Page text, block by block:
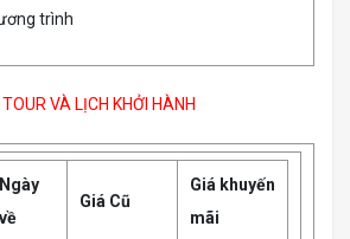
trình
VÀ LỊCH KHỞI HÀNH
Ngày
về
Giá Cũ
Giá khuyến
mãi